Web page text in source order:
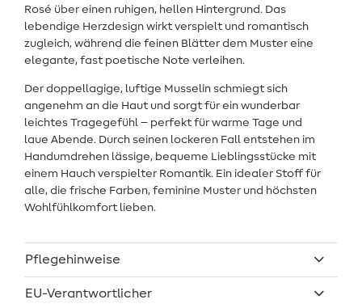
Rosé über einen ruhigen, hellen Hintergrund. Das
lebendige Herzdesign wirkt verspielt und romantisch
zugleich, während die feinen Blätter dem Muster eine
elegante, fast poetische Note verleihen.
Der doppellagige, luftige Musselin schmiegt sich
angenehm an die Haut und sorgt für ein wunderbar
leichtes Tragegefühl – perfekt für warme Tage und
laue Abende. Durch seinen lockeren Fall entstehen im
Handumdrehen lässige, bequeme Lieblingsstücke mit
einem Hauch verspielter Romantik. Ein idealer Stoff für
alle, die frische Farben, feminine Muster und höchsten
Wohlfühlkomfort lieben.
Pflegehinweise
EU-Verantwortlicher